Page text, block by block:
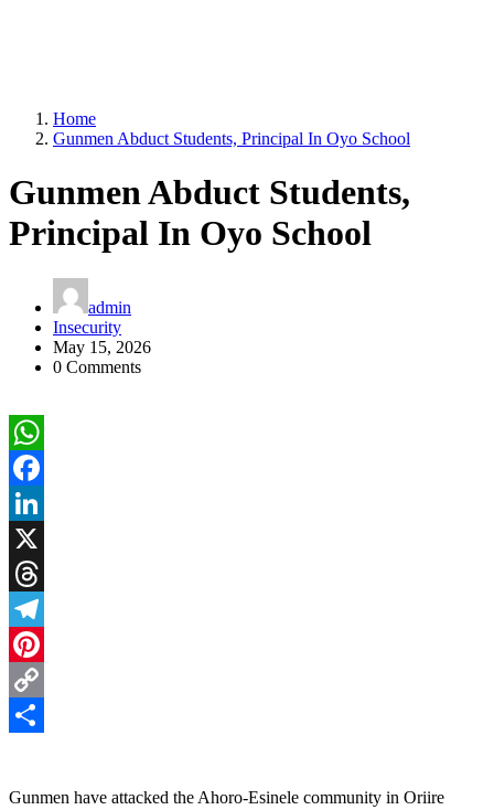
Home
Gunmen Abduct Students, Principal In Oyo School
Gunmen Abduct Students,
Principal In Oyo School
admin
Insecurity
May 15, 2026
0 Comments
WhatsApp
Facebook
LinkedIn
X
Threads
Telegram
Pinterest
Copy
Gunmen have attacked the Ahoro-Esinele community in Oriire